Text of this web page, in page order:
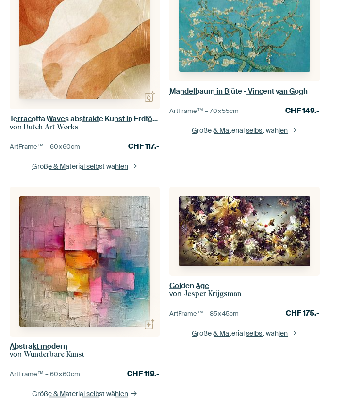
Terracotta Waves abstrakte Kunst in Erdtönen
vonDutch Art Works
ArtFrame™ –60×60cm CHF117.-
Größe & Material selbst wählen
Mandelbaum in Blüte - Vincent van Gogh
ArtFrame™ –70×55cm CHF149.-
Größe & Material selbst wählen
Abstrakt modern
vonWunderbare Kunst
ArtFrame™ –60×60cm CHF119.-
Größe & Material selbst wählen
Golden Age
von Jesper Krijgsman
ArtFrame™ –85×45cm CHF175.-
Größe & Material selbst wählen